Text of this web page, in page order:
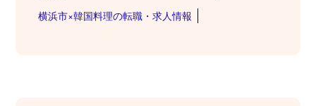
横浜市×韓国料理の転職・求人情報